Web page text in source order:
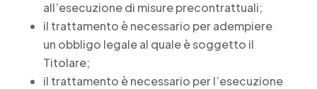
all’esecuzione di misure precontrattuali;
il trattamento è necessario per adempiere
un obbligo legale al quale è soggetto il
Titolare;
il trattamento è necessario per l’esecuzione